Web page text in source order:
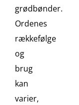
grødbønder.
Ordenes
rækkefølge
og
brug
kan
varier,